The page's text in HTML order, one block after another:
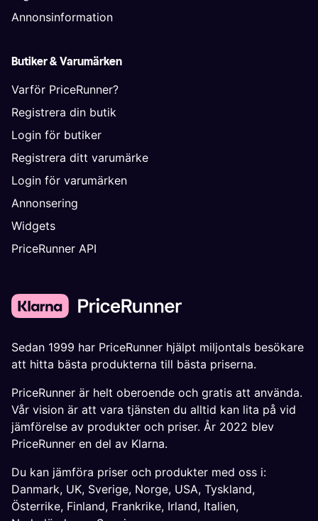
Annonsinformation
Butiker & Varumärken
Varför PriceRunner?
Registrera din butik
Login för butiker
Registrera ditt varumärke
Login för varumärken
Annonsering
Widgets
PriceRunner API
Sedan 1999 har PriceRunner hjälpt miljontals besökare
att hitta bästa produkterna till bästa priserna.
PriceRunner är helt oberoende och gratis att använda.
Vår vision är att vara tjänsten du alltid kan lita på vid
jämförelse av produkter och priser. År 2022 blev
PriceRunner en del av Klarna.
Du kan jämföra priser och produkter med oss i:
Danmark, UK, Sverige, Norge, USA, Tyskland,
Österrike, Finland, Frankrike, Irland, Italien,